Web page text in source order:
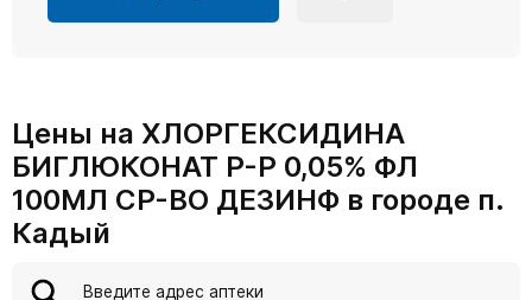
Цены на ХЛОРГЕКСИДИНА
БИГЛЮКОНАТ Р-Р 0,05% ФЛ
100МЛ СР-ВО ДЕЗИНФ в городе п.
Кадый